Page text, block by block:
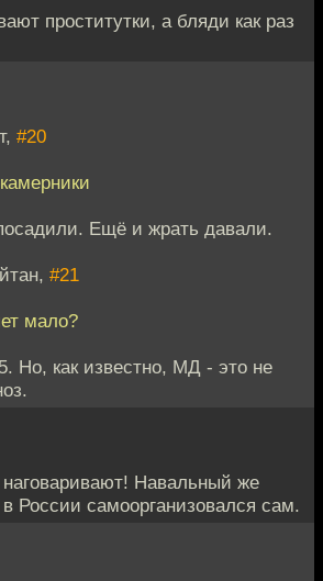
проститутки, а бляди как раз
#20
Ещё и жрать давали.
#21
мало?
Но, как известно, МД - это не
Навальный же
России самоорганизовался сам.